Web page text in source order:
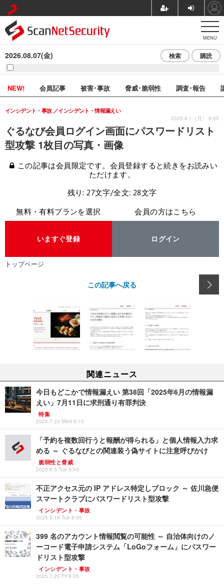
MENU
2026.08.07(金) 検索 購読
NEW! 会員記事 被害･事故 脅威･脆弱性 調査･報告
ぐるなび会員ログイン画面にパスワードリスト
型攻撃 1枚目の写真・画像
インシデント・事故 インシデント・情報漏えい
2025.9.1（月） 8:05
この記事は会員限定です。会員登録すると続きをお読みい
ただけます。
残り: 27文字/全文: 28文字
無料・有料プランを選択
いますぐ登録
会員の方はこちら
ログイン
トップページ
この記事へ戻る
関連ニュース
今日もどこかで情報漏えい 第38回「2025年6月の情報漏
えい」7月11日に求刑通り有罪判決
特集
2025.7.23 Wed 8:10
「予約を複数回行うと報酬が得られる」と個人情報入力求
める ～ ぐるなびとの関連装う偽サイトに注意呼びかけ
脆弱性と脅威
2025.8.5 Tue 8:05
不正アクセス元の IP アドレス特定しブロック ～ 佐川急便
スマートクラブにパスワードリスト型攻撃
インシデント・事故
2025.8.19 Tue 8:05
399 名のアカウント情報閲覧の可能性 ～ 自治体向けのノ
ーコード電子申請システム「LoGoフォーム」にパスワー
ドリスト型攻撃
インシデント・事故
2025.7.25 Fri 8:05